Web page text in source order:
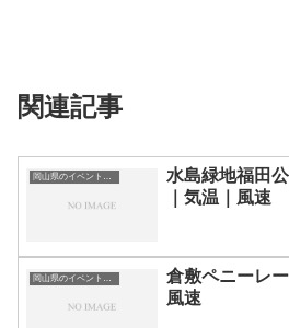
関連記事
岡山県のイベント会場一覧
水島緑地福田
｜気温｜風速
岡山県のイベント会場一覧
倉敷ペニーレ
風速